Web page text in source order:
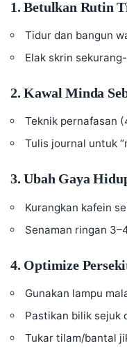
1. Betulkan Rutin
Tidur dan bangun
Elak skrin
2. Kawal Minda
Teknik pernafasan
Tulis journal untuk
3. Ubah Gaya
Kurangkan kafein
Senaman ringan
4. Optimize
Gunakan lampu
Pastikan bilik sejuk
Tukar tilam/bantal